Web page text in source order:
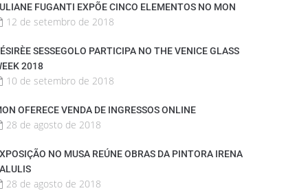
FUGANTI EXPÕE CINCO ELEMENTOS NO MON
12 de setembro de 2018
SESSEGOLO PARTICIPA NO THE VENICE GLASS
2018
10 de setembro de 2018
OFERECE VENDA DE INGRESSOS ONLINE
28 de agosto de 2018
NO MUSA REÚNE OBRAS DA PINTORA IRENA
28 de agosto de 2018